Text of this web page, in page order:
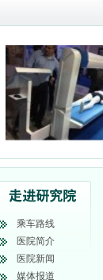
乘车路线
医院简介
医院新闻
媒体报道